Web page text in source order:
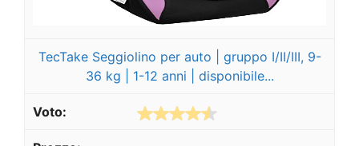
TecTake Seggiolino per auto | gruppo I/II/III, 9-
36 kg | 1-12 anni | disponibile...